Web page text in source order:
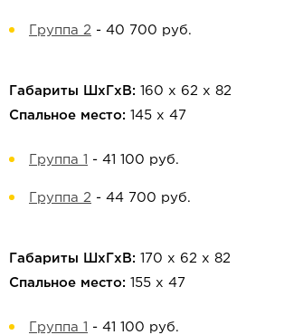
Группа 2 - 40 700 руб.
Габариты ШхГхВ: 160 х 62 х 82
Спальное место: 145 х 47
Группа 1 - 41 100 руб.
Группа 2 - 44 700 руб.
Габариты ШхГхВ: 170 х 62 х 82
Спальное место: 155 х 47
Группа 1 - 41 100 руб.